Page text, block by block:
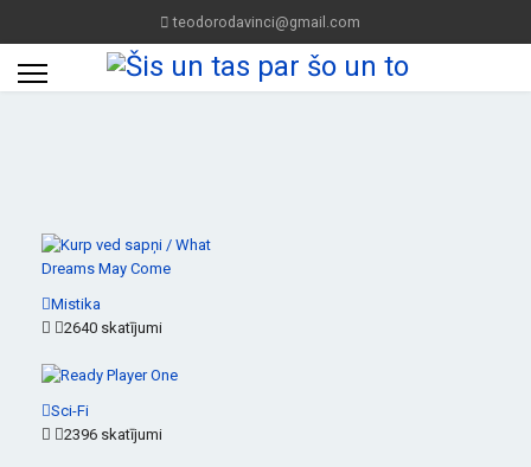
teodorodavinci@gmail.com
Mistika
2640 skatījumi
Sci-Fi
2396 skatījumi